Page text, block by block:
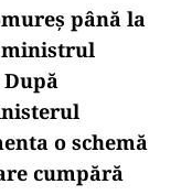
până la
ministrul
o schemă
cumpără